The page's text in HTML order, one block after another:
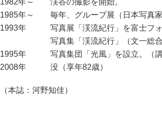
1982年～ 渓谷の撮影を開始。
1985年～ 毎年、グループ展（日本写真家
1993年 写真展「渓流紀行」を富士フォ
写真集「渓流紀行」（文一総合出
1995年 写真集団「光風」を設立。（講
2008年 没（享年82歳）
（本誌：河野知佳）